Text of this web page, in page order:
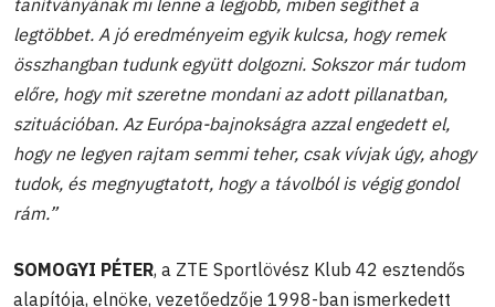
tanítványának mi lenne a legjobb, miben segíthet a
legtöbbet. A jó eredményeim egyik kulcsa, hogy remek
összhangban tudunk együtt dolgozni. Sokszor már tudom
előre, hogy mit szeretne mondani az adott pillanatban,
szituációban. Az Európa-bajnokságra azzal engedett el,
hogy ne legyen rajtam semmi teher, csak vívjak úgy, ahogy
tudok, és megnyugtatott, hogy a távolból is végig gondol
rám.”
SOMOGYI PÉTER, a ZTE Sportlövész Klub 42 esztendős
alapítója, elnöke, vezetőedzője 1998-ban ismerkedett